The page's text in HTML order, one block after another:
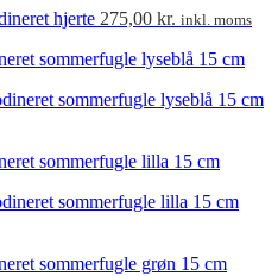
275,00 kr. inkl. moms
sommerfugle lyseblå 15 cm
sommerfugle lilla 15 cm
sommerfugle grøn 15 cm